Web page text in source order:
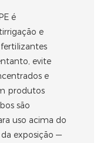
é
e
evite
e
produtos
são
uso acima do
exposição —